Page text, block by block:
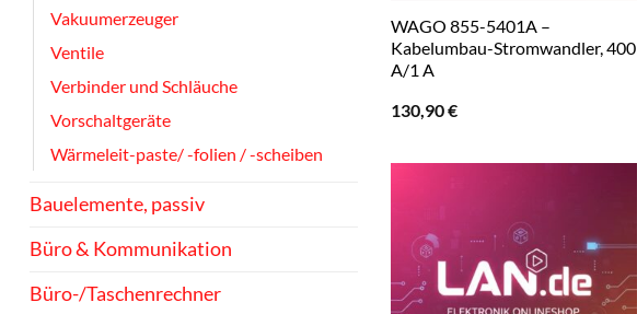
Vakuumerzeuger
Ventile
Verbinder und Schläuche
Vorschaltgeräte
Wärmeleit-paste/ -folien / -scheiben
Bauelemente, passiv
Büro & Kommunikation
Büro-/Taschenrechner
WAGO 855-5401A –
Kabelumbau-Stromwandler, 400
A/1 A
130,90€